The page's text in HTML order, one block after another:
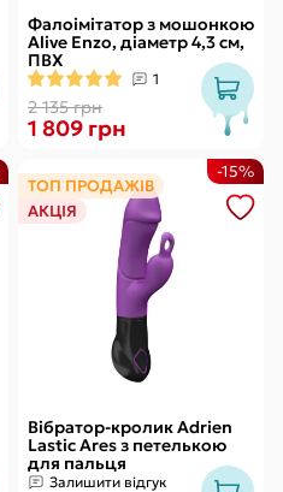
Фалоімітатор з мошонкою
Alive Enzo, діаметр 4,3 см,
ПВХ
1
2 135 грн
1 809 грн
ТОП ПРОДАЖІВ
АКЦІЯ
Вібратор-кролик Adrien
Lastic Ares з петелькою
для пальця
Залишити відгук
-15%